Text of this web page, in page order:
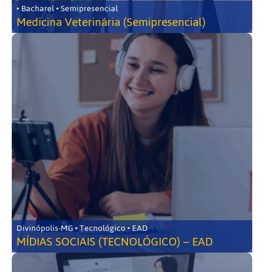
• Bacharel • Semipresencial
Medicina Veterinária (Semipresencial)
Divinópolis-MG • Tecnológico • EAD
MÍDIAS SOCIAIS (TECNOLÓGICO) – EAD